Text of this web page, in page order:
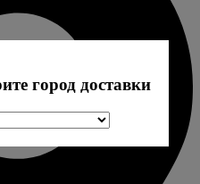
город доставки